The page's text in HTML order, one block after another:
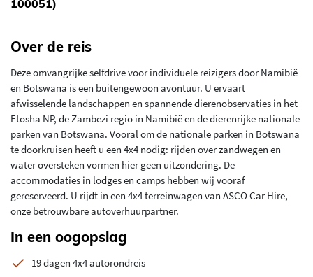
100051)
Over de reis
Deze omvangrijke selfdrive voor individuele reizigers door Namibië
en Botswana is een buitengewoon avontuur. U ervaart
afwisselende landschappen en spannende dierenobservaties in het
Etosha NP, de Zambezi regio in Namibië en de dierenrijke nationale
parken van Botswana. Vooral om de nationale parken in Botswana
te doorkruisen heeft u een 4x4 nodig: rijden over zandwegen en
water oversteken vormen hier geen uitzondering. De
accommodaties in lodges en camps hebben wij vooraf
gereserveerd. U rijdt in een 4x4 terreinwagen van ASCO Car Hire,
onze betrouwbare autoverhuurpartner.
In een oogopslag
19 dagen 4x4 autorondreis